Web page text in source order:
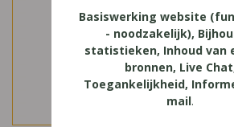
Basiswerking website
- noodzakelijk),
statistieken, Inhoud van
bronnen, Live
Toegankelijkheid,
mail.